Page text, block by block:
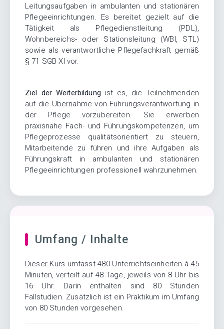
Leitungsaufgaben in ambulanten und stationären
Pflegeeinrichtungen. Es bereitet gezielt auf die
Tätigkeit als Pflegedienstleitung (PDL),
Wohnbereichs- oder Stationsleitung (WBl, STL)
sowie als verantwortliche Pflegefachkraft gemäß
§ 71 SGB XI vor.
Ziel der Weiterbildung ist es, die Teilnehmenden
auf die Übernahme von Führungsverantwortung in
der Pflege vorzubereiten. Sie erwerben
praxisnahe Fach- und Führungskompetenzen, um
Pflegeprozesse qualitätsorientiert zu steuern,
Mitarbeitende zu führen und ihre Aufgaben als
Führungskraft in ambulanten und stationären
Pflegeeinrichtungen professionell wahrzunehmen.
Umfang / Inhalte
Dieser Kurs umfasst 480 Unterrichtseinheiten à 45
Minuten, verteilt auf 48 Tage, jeweils von 8 Uhr bis
16 Uhr. Darin enthalten sind 80 Stunden
Fallstudien. Zusätzlich ist ein Praktikum im Umfang
von 80 Stunden vorgesehen.